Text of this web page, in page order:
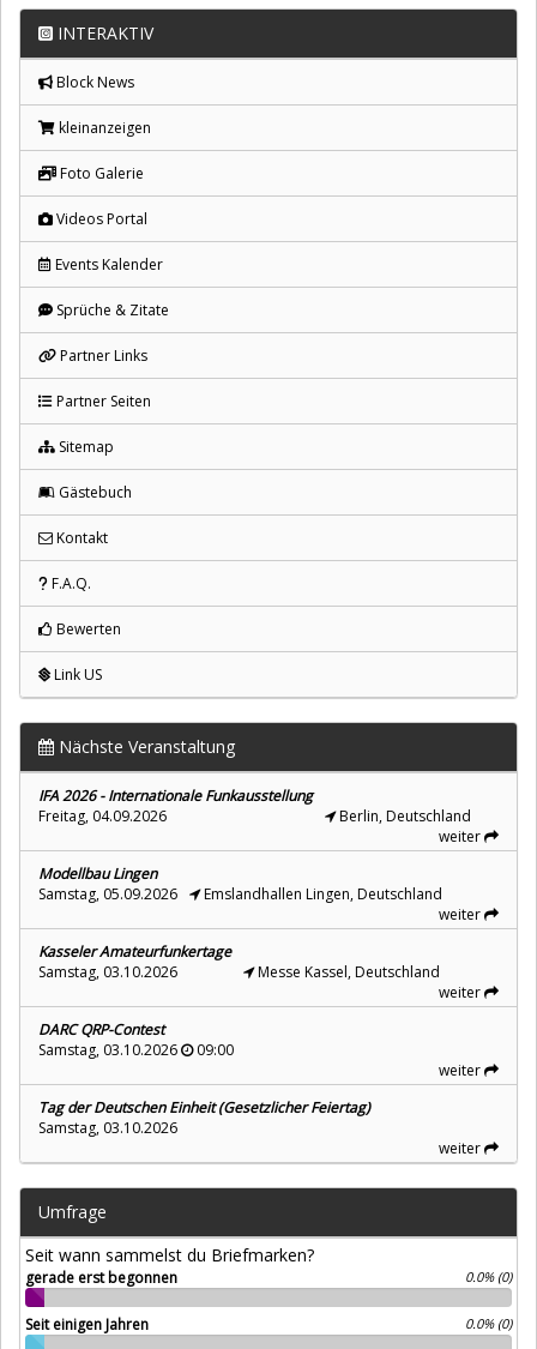
INTERAKTIV
Block News
kleinanzeigen
Foto Galerie
Videos Portal
Events Kalender
Sprüche & Zitate
Partner Links
Partner Seiten
Sitemap
Gästebuch
Kontakt
F.A.Q.
Bewerten
Link US
Nächste Veranstaltung
IFA 2026 - Internationale Funkausstellung
Freitag, 04.09.2026
Berlin, Deutschland
weiter
Modellbau Lingen
Samstag, 05.09.2026
Emslandhallen Lingen, Deutschland
weiter
Kasseler Amateurfunkertage
Samstag, 03.10.2026
Messe Kassel, Deutschland
weiter
DARC QRP-Contest
Samstag, 03.10.2026
09:00
weiter
Tag der Deutschen Einheit (Gesetzlicher Feiertag)
Samstag, 03.10.2026
weiter
Umfrage
Seit wann sammelst du Briefmarken?
gerade erst begonnen 0.0% (0)
Seit einigen Jahren 0.0% (0)